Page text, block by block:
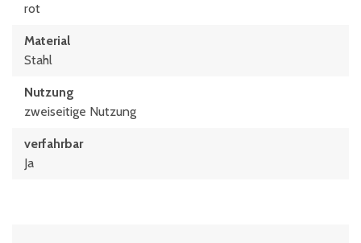
rot
Material
Stahl
Nutzung
zweiseitige Nutzung
verfahrbar
Ja